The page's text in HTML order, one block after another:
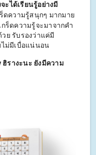
ะได้เรียนรู้อย่างมี
ดความรู้สนุกๆ มากมาย
ร็ดความรู้จะมาจากคำ
ย รับรองว่าแค่มี
ม่มีเบื่อแน่นอน
ฮิรางะนะ ยังมีความ